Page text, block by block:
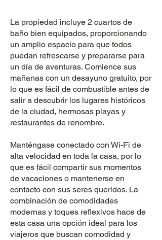
La propiedad incluye 2 cuartos de
baño bien equipados, proporcionando
un amplio espacio para que todos
puedan refrescarse y prepararse para
un día de aventuras. Comience sus
mañanas con un desayuno gratuito, por
lo que es fácil de combustible antes de
salir a descubrir los lugares históricos
de la ciudad, hermosas playas y
restaurantes de renombre.
Manténgase conectado con Wi-Fi de
alta velocidad en toda la casa, por lo
que es fácil compartir sus momentos
de vacaciones o mantenerse en
contacto con sus seres queridos. La
combinación de comodidades
modernas y toques reflexivos hace de
esta casa una opción ideal para los
viajeros que buscan comodidad y